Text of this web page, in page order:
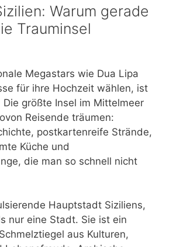
Warum gerade
Trauminsel
Megastars wie Dua Lipa
für ihre Hochzeit wählen, ist
größte Insel im Mittelmeer
Reisende träumen:
postkartenreife Strände,
Küche und
die man so schnell nicht
Hauptstadt Siziliens,
nur eine Stadt. Sie ist ein
aus Kulturen,